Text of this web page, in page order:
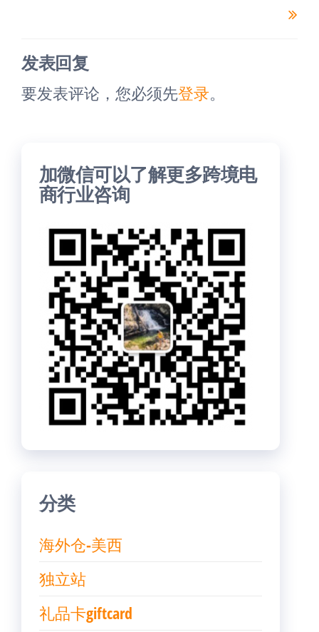
发表回复
要发表评论，您必须先登录。
加微信可以了解更多跨境电
商行业咨询
分类
海外仓-美西
独立站
礼品卡giftcard